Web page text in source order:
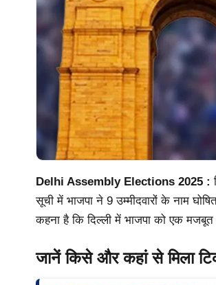
Delhi Assembly Elections 2025 :
सूची में भाजपा ने 9 उम्मीदवारों के नाम
कहना है कि दिल्ली में भाजपा को एक मजबूत
जानें किसे और कहां से मिला